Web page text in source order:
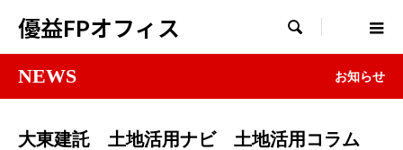
優益FPオフィス 
NEWS お知らせ
大東建託 土地活用ナビ 土地活用コラム